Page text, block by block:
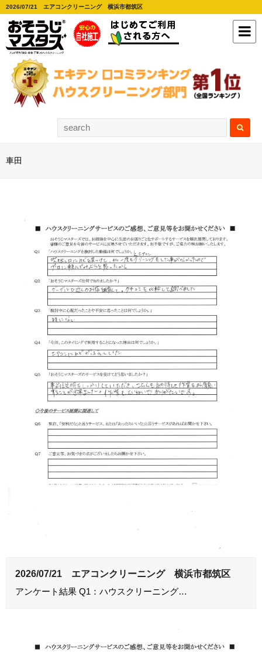
2026/07/21 エアコンクリーニング 横浜市都筑区
車田
2026/07/21 エアコンクリーニング 横浜市都筑区
アンケート結果 Q1：ハウスクリーニング…